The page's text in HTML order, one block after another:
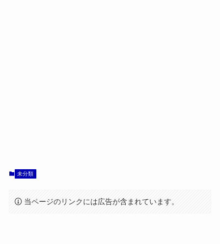
未分類
当ページのリンクには広告が含まれています。